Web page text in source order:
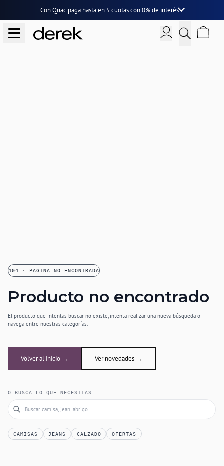
Con Quac paga hasta en 5 cuotascon0% de interés
404 · PÁGINA NO ENCONTRADA
Producto no encontrado
El producto que intentas buscar no existe, intenta realizar una nueva búsqueda o
navega entre nuestras categorías.
Volver al inicio → Ver novedades →
O BUSCA LO QUE NECESITAS
CAMISAS JEANS CALZADO OFERTAS